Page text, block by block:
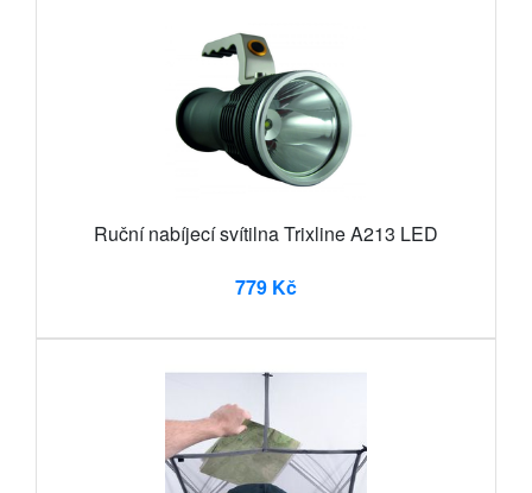
Ruční nabíjecí svítilna Trixline A213 LED
779 Kč